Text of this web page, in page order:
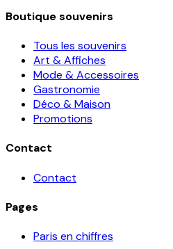
Boutique souvenirs
Tous les souvenirs
Art & Affiches
Mode & Accessoires
Gastronomie
Déco & Maison
Promotions
Contact
Contact
Pages
Paris en chiffres